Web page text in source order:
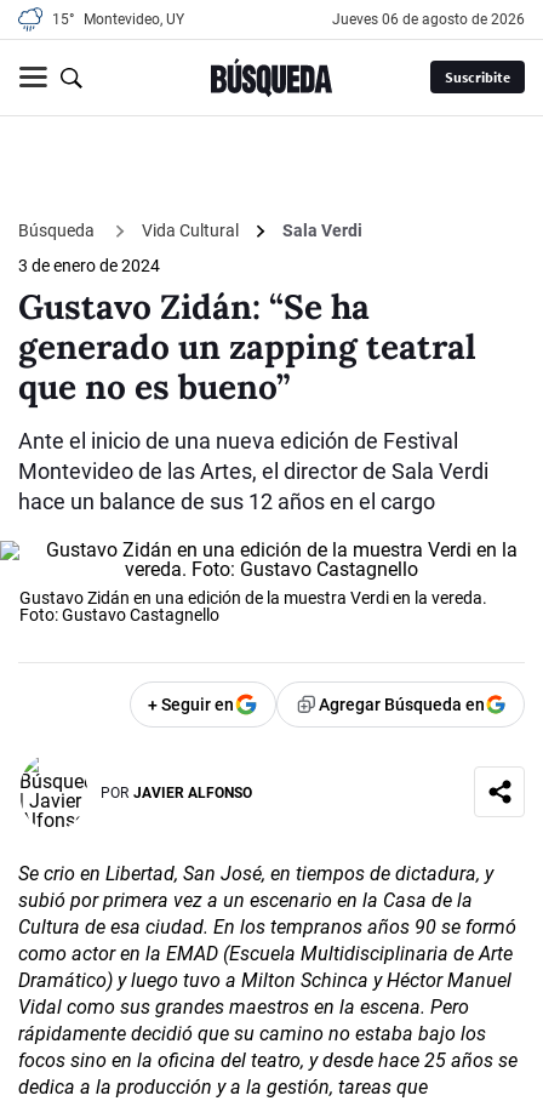
15° Montevideo, UY jueves 06 de agosto de 2026
Suscribite
Búsqueda Vida Cultural
Sala Verdi
3 de enero de 2024
Gustavo Zidán: “Se ha
generado un zapping teatral
que no es bueno”
Ante el inicio de una nueva edición de Festival
Montevideo de las Artes, el director de Sala Verdi
hace un balance de sus 12 años en el cargo
Gustavo Zidán en una edición de la muestra Verdi en la vereda.
Foto: Gustavo Castagnello
+ Seguir en Agregar Búsqueda en
POR JAVIER ALFONSO
Se crio en Libertad, San José, en tiempos de dictadura, y
subió por primera vez a un escenario en la Casa de la
Cultura de esa ciudad. En los tempranos años 90 se formó
como actor en la EMAD (Escuela Multidisciplinaria de Arte
Dramático) y luego tuvo a Milton Schinca y Héctor Manuel
Vidal como sus grandes maestros en la escena. Pero
rápidamente decidió que su camino no estaba bajo los
focos sino en la oficina del teatro, y desde hace 25 años se
dedica a la producción y a la gestión, tareas que